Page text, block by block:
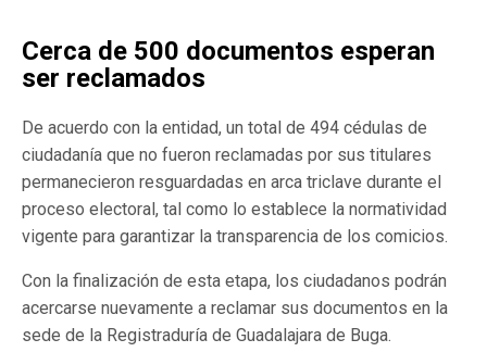
Cerca de 500 documentos esperan
ser reclamados
De acuerdo con la entidad, un total de 494 cédulas de
ciudadanía que no fueron reclamadas por sus titulares
permanecieron resguardadas en arca triclave durante el
proceso electoral, tal como lo establece la normatividad
vigente para garantizar la transparencia de los comicios.
Con la finalización de esta etapa, los ciudadanos podrán
acercarse nuevamente a reclamar sus documentos en la
sede de la Registraduría de Guadalajara de Buga.